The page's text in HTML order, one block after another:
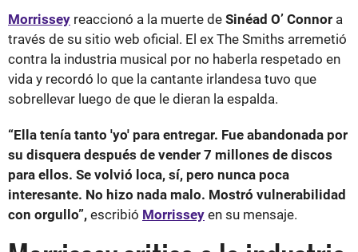
Morrissey reaccionó a la muerte de Sinéad O’ Connor a
través de su sitio web oficial. El ex The Smiths arremetió
contra la industria musical por no haberla respetado en
vida y recordó lo que la cantante irlandesa tuvo que
sobrellevar luego de que le dieran la espalda.
“Ella tenía tanto 'yo' para entregar. Fue abandonada por
su disquera después de vender 7 millones de discos
para ellos. Se volvió loca, sí, pero nunca poca
interesante. No hizo nada malo. Mostró vulnerabilidad
con orgullo”, escribió Morrissey en su mensaje.